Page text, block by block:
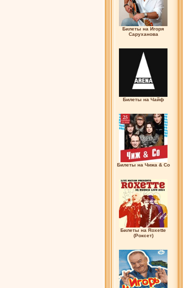
Билеты на Игоря
Саруханова
Билеты на Чайф
Билеты на Чижа & Co
Билеты на Roxette
(Роксет)